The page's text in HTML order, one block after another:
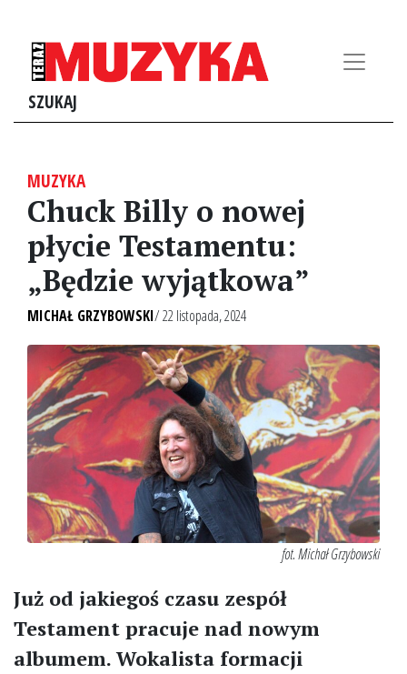
SZUKAJ
MUZYKA
Chuck Billy o nowej
płycie Testamentu:
„Będzie wyjątkowa”
MICHAŁ GRZYBOWSKI/ 22 listopada, 2024
fot. Michał Grzybowski
Już od jakiegoś czasu zespół
Testament pracuje nad nowym
albumem. Wokalista formacji